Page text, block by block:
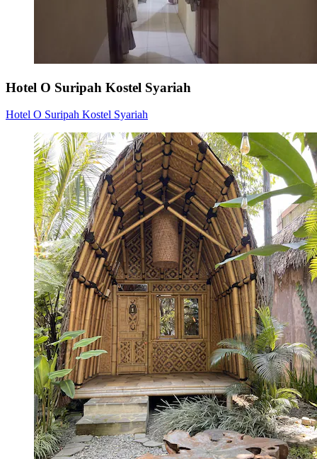
Hotel O Suripah Kostel Syariah
Hotel O Suripah Kostel Syariah